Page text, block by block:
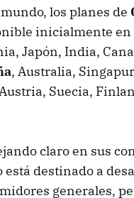
los planes de
inicialmente en
Japón, India,
, Australia,
Suecia,
claro en sus
está destinado a
generales,